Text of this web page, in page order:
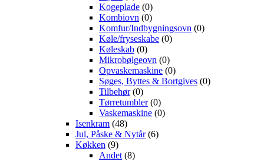
Kogeplade (0)
Kombiovn (0)
Komfur/Indbygningsovn (0)
Køle/fryseskabe (0)
Køleskab (0)
Mikrobølgeovn (0)
Opvaskemaskine (0)
Søges, Byttes & Bortgives (0)
Tilbehør(0)
Tørretumbler(0)
Vaskemaskine (0)
Isenkram (48)
Jul, Påske & Nytår(6)
Køkken (9)
Andet (8)